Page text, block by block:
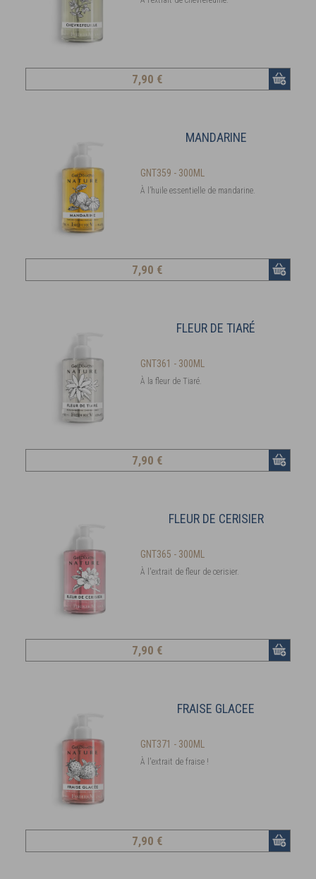
7,90 €
MANDARINE
GNT359 - 300ML
À l’huile essentielle de mandarine.
7,90 €
FLEUR DE TIARÉ
GNT361 - 300ML
À la fleur de Tiaré.
7,90 €
FLEUR DE CERISIER
GNT365 - 300ML
À l'extrait de fleur de cerisier.
7,90 €
FRAISE GLACEE
GNT371 - 300ML
À l'extrait de fraise !
7,90 €